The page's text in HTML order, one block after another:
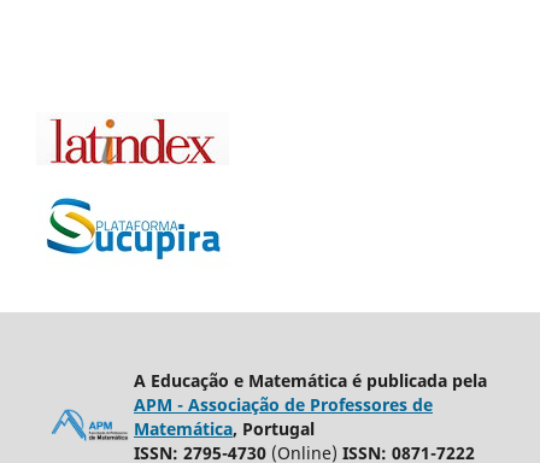
A Educação e Matemática é publicada pela
APM - Associação de Professores de
Matemática, Portugal
ISSN: 2795-4730 (Online) ISSN: 0871-7222